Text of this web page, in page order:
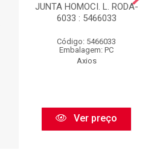
JUNTA HOMOCI. L. RODA-
6033 : 5466033
Código: 5466033
Embalagem: PC
Axios
Ver preço